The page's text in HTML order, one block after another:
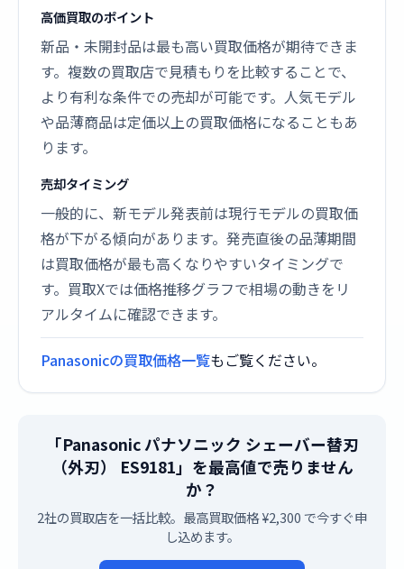
高価買取のポイント
新品・未開封品は最も高い買取価格が期待できま
す。複数の買取店で見積もりを比較することで、
より有利な条件での売却が可能です。人気モデル
や品薄商品は定価以上の買取価格になることもあ
ります。
売却タイミング
一般的に、新モデル発表前は現行モデルの買取価
格が下がる傾向があります。発売直後の品薄期間
は買取価格が最も高くなりやすいタイミングで
す。買取Xでは価格推移グラフで相場の動きをリ
アルタイムに確認できます。
Panasonicの買取価格一覧もご覧ください。
「Panasonic パナソニック シェーバー替刃
（外刃） ES9181」を最高値で売りません
か？
2社の買取店を一括比較。最高買取価格 ¥2,300 で今すぐ申
し込めます。